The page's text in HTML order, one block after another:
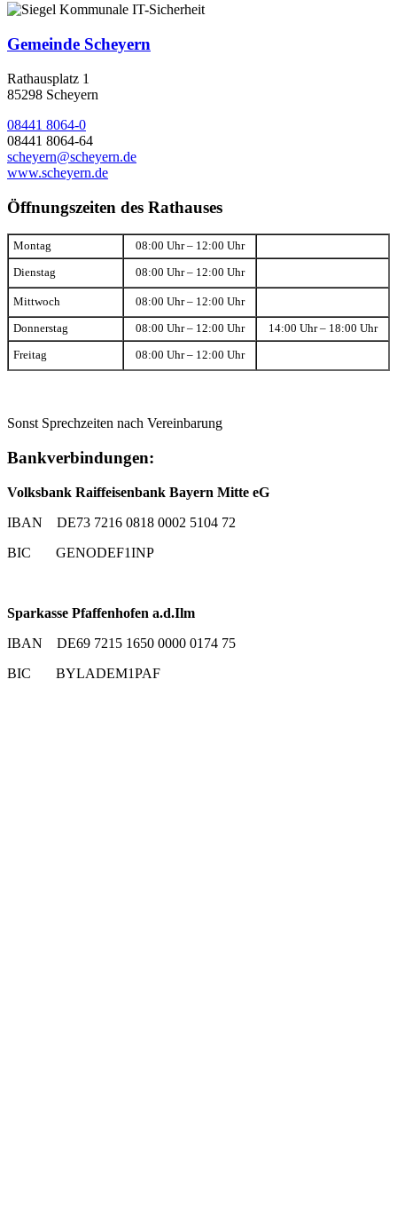
Gemeinde Scheyern
Rathausplatz 1
85298 Scheyern
08441 8064-0
08441 8064-64
scheyern@scheyern.de
www.scheyern.de
Öffnungszeiten des Rathauses
Montag 08:00 Uhr – 12:00 Uhr
Dienstag 08:00 Uhr – 12:00 Uhr
Mittwoch 08:00 Uhr – 12:00 Uhr
Donnerstag 08:00 Uhr – 12:00 Uhr 14:00 Uhr – 18:00 Uhr
Freitag 08:00 Uhr – 12:00 Uhr
Sonst Sprechzeiten nach Vereinbarung
Bankverbindungen:
Volksbank Raiffeisenbank Bayern Mitte eG
IBAN DE73 7216 0818 0002 5104 72
BIC GENODEF1INP
Sparkasse Pfaffenhofen a.d.Ilm
IBAN DE69 7215 1650 0000 0174 75
BIC BYLADEM1PAF